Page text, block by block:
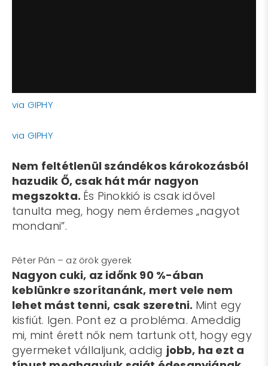
via GIPHY
via GIPHY
Nem feltétlenül szándékos károkozásból
hazudik Ő, csak hát már nagyon
megszokta. És Pinokkió is csak idővel
tanulta meg, hogy nem érdemes „nagyot
mondani”.
Péter Pán – az örök gyerek
Nagyon cuki, az időnk 90 %-ában
keblünkre szorítanánk, mert vele nem
lehet mást tenni, csak szeretni. Mint egy
kisfiút. Igen. Pont ez a probléma. Ameddig
mi, mint érett nők nem tartunk ott, hogy egy
gyermeket vállaljunk, addig jobb, ha ezt a